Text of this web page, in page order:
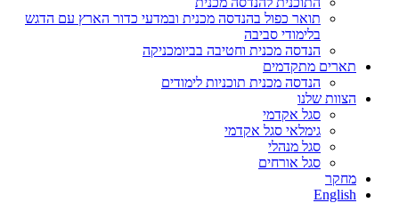
תואר כפול בהנדסה מכנית ובמדעי כדור הארץ עם הדגש
בלימודי סביבה
הנדסה מכנית וחטיבה בביומכניקה
תארים מתקדמים
הנדסה מכנית תוכניות לימודים
הצוות שלנו
סגל אקדמי
גימלאי סגל אקדמי
סגל מנהלי
סגל אורחים
מחקר
English